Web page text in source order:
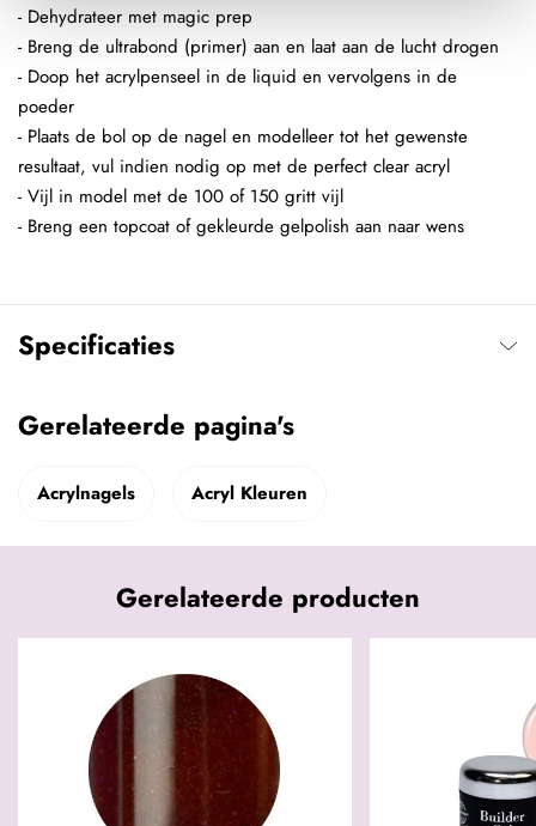
- Dehydrateer met magic prep
- Breng de ultrabond (primer) aan en laat aan de lucht drogen
- Doop het acrylpenseel in de liquid en vervolgens in de
poeder
- Plaats de bol op de nagel en modelleer tot het gewenste
resultaat, vul indien nodig op met de perfect clear acryl
- Vijl in model met de 100 of 150 gritt vijl
- Breng een topcoat of gekleurde gelpolish aan naar wens
Specificaties
Gerelateerde pagina's
Acrylnagels Acryl Kleuren
Gerelateerde producten